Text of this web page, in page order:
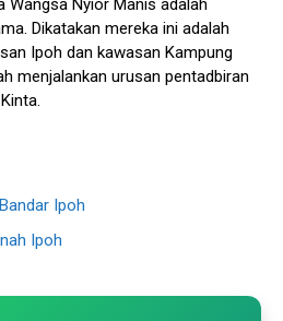
Wangsa Nyior Manis adalah
Dikatakan mereka ini adalah
Ipoh dan kawasan Kampung
menjalankan urusan pentadbiran
Ipoh
Ipoh